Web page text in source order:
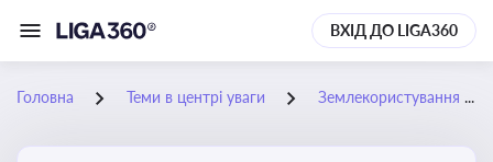
ВХІД ДО LIGA360
Головна Теми в центрі уваги Землекористування